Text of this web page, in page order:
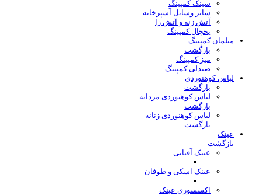
سینک کمپینگ
سایر وسایل آشپزخانه
آتش زنه و آتش زا
یخچال کمپینگ
مبلمان کمپینگ
بازگشت
میز کمپینگ
صندلی کمپینگ
لباس کوهنوردی
بازگشت
لباس کوهنوردی مردانه
بازگشت
لباس کوهنوردی زنانه
بازگشت
عینک
بازگشت
عینک آفتابی
عینک اسکی و طوفان
اکسسوری عینک